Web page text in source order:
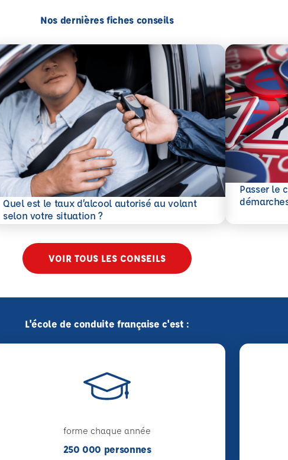
Nos dernières fiches conseils
Quel est le taux d’alcool autorisé au volant
selon votre situation ?
savoir plus
Passer le
En savoir
VOIR TOUS LES CONSEILS
L'école de conduite française c'est :
forme chaque année
250 000 personnes